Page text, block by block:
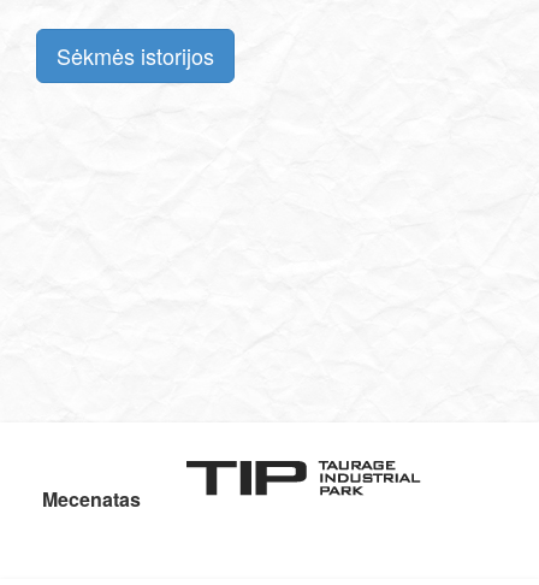
Sėkmės istorijos
Mecenatas